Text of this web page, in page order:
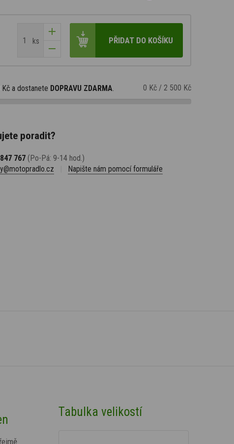
ks PŘIDAT DO KOŠÍKU
Kč a dostanete DOPRAVU ZDARMA. 0 Kč / 2 500 Kč
poradit?
767 (Po-Pá: 9-14 hod.)
Napište nám pomocí formuláře
Tabulka velikostí